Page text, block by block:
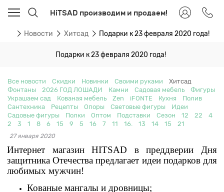
HiTSAD производим и продаем!
Новости Хитсад Подарки к 23 февраля 2020 года!
Подарки к 23 февраля 2020 года!
Все новости Скидки Новинки Своими руками
Хитсад
Фонтаны
2026 ГОД ЛОШАДИ Камни Садовая мебель
Фигуры
Украшаем сад
Кованая мебель Zen iFONTE Кухня
Полив
Сантехника
Рецепты Опоры Световые фигуры
Идеи
Садовые фигуры
Полки Оптом Подставки Сезон 12 22
4
2
3 1 8 6 15 9 5 16 7 11 16. 13 14 15 21
27 января 2020
Интернет магазин HITSAD в преддверии Дня
защитника Отечества предлагает идеи подарков для
любимых мужчин!
Кованые мангалы и дровницы;